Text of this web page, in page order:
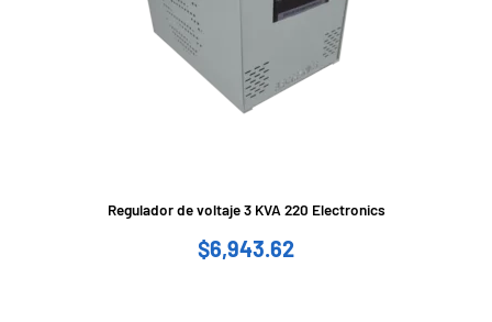
Regulador de voltaje 3 KVA 220 Electronics
$6,943.62